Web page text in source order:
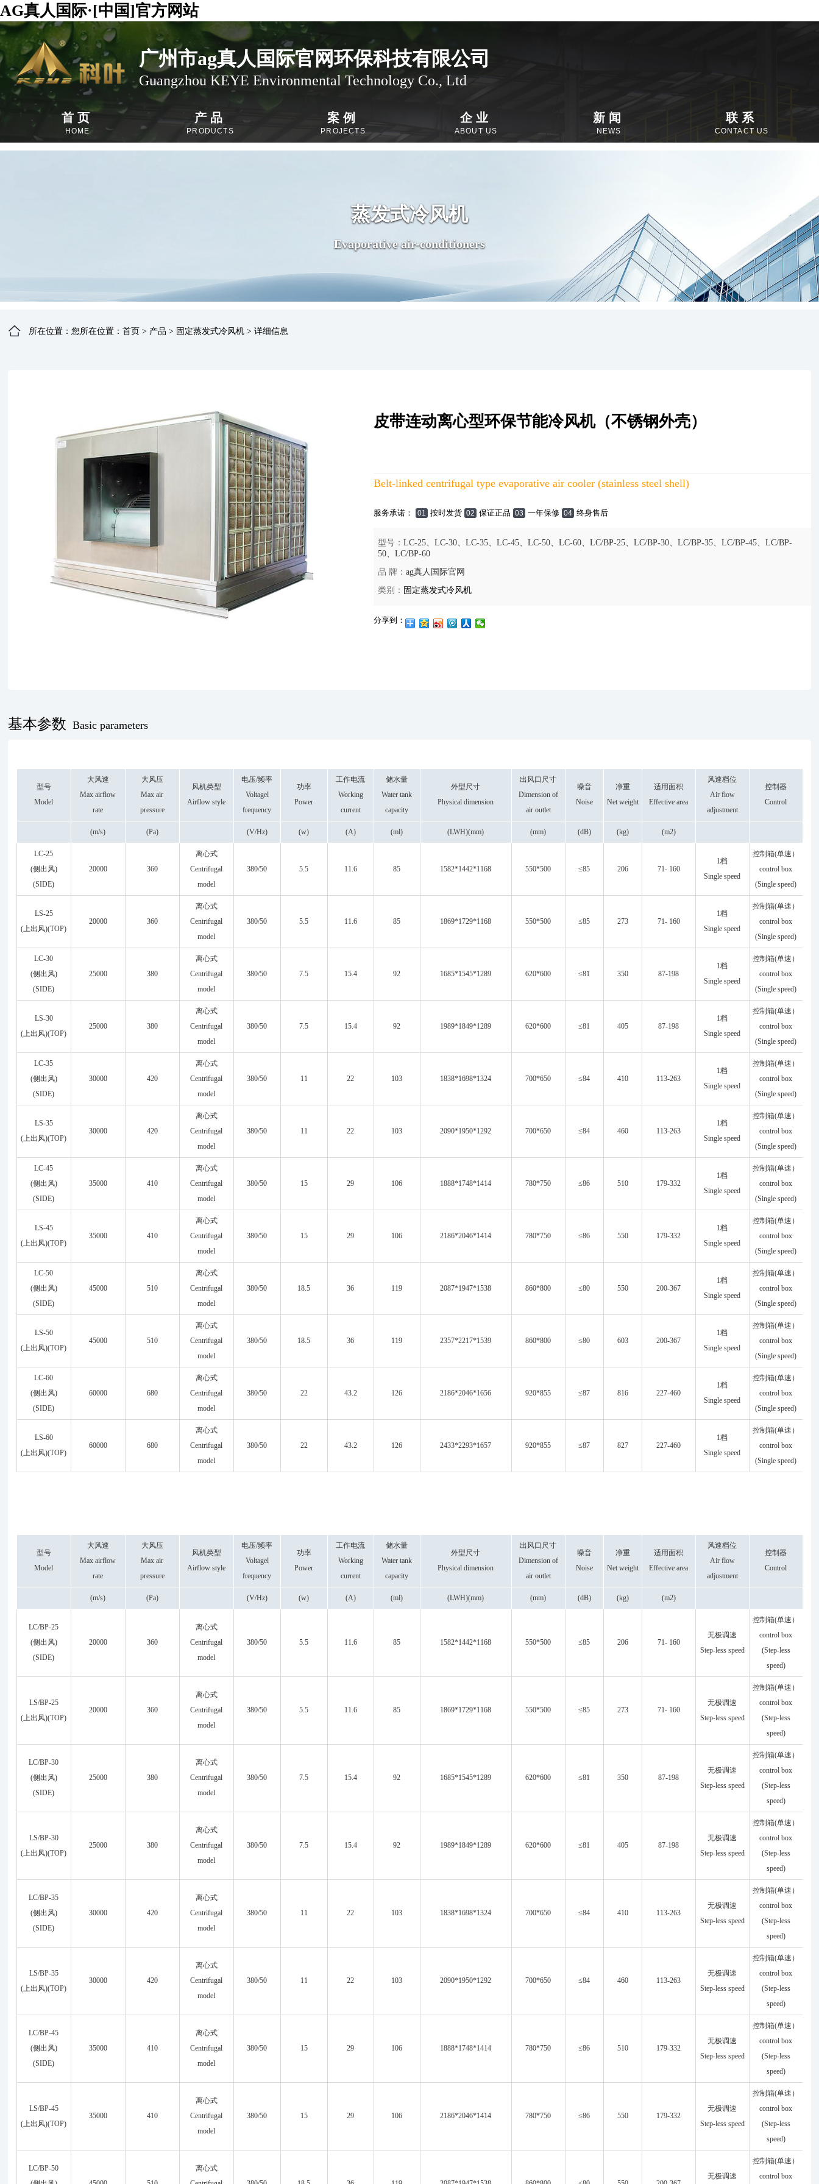
AG真人国际·[中国]官方网站
广州市ag真人国际官网环保科技有限公司
Guangzhou KEYE Environmental Technology Co., Ltd
首页
HOME
产品
PRODUCTS
案例
PROJECTS
企业
ABOUT US
新闻
NEWS
联系
CONTACT US
蒸发式冷风机
Evaporative air-conditioners
所在位置：您所在位置： 首页 > 产品 > 固定蒸发式冷风机> 详细信息
皮带连动离心型环保节能冷风机（不锈钢外壳）
Belt-linked centrifugal type evaporative air cooler (stainless steel shell)
服务承诺： 01 按时发货 02 保证正品 03 一年保修 04 终身售后
型号：LC-25、LC-30、LC-35、LC-45、LC-50、LC-60、LC/BP-25、LC/BP-30、LC/BP-35、LC/BP-45、LC/BP-
50、LC/BP-60
品 牌：ag真人国际官网
类别： 固定蒸发式冷风机
分享到：
基本参数 Basic parameters
型号
Model
大风速
Max airflow
rate
大风压
Max air
pressure
风机类型
Airflow style
电压/频率
Voltagel
frequency
功率
Power
工作电流
Working
current
储水量
Water tank
capacity
外型尺寸
Physical dimension
出风口尺寸
Dimension of
air outlet
噪音
Noise
净重
Net weight
适用面积
Effective area
风速档位
Air flow
adjustment
控制器
Control
(m/s) (Pa) (V/Hz) (w) (A) (ml) (LWH)(mm) (mm) (dB) (kg) (m2)
LC-25
(侧出风)
(SIDE)
20000 360
离心式
Centrifugal
model
380/50 5.5 11.6 85 1582*1442*1168 550*500 ≤85 206 71- 160
1档
Single speed
控制箱(单速）
control box
(Single speed)
LS-25
(上出风)(TOP)
20000 360
离心式
Centrifugal
model
380/50 5.5 11.6 85 1869*1729*1168 550*500 ≤85 273 71- 160
1档
Single speed
控制箱(单速）
control box
(Single speed)
LC-30
(侧出风)
(SIDE)
25000 380
离心式
Centrifugal
model
380/50 7.5 15.4 92 1685*1545*1289 620*600 ≤81 350 87-198
1档
Single speed
控制箱(单速）
control box
(Single speed)
LS-30
(上出风)(TOP)
25000 380
离心式
Centrifugal
model
380/50 7.5 15.4 92 1989*1849*1289 620*600 ≤81 405 87-198
1档
Single speed
控制箱(单速）
control box
(Single speed)
LC-35
(侧出风)
(SIDE)
30000 420
离心式
Centrifugal
model
380/50 11 22 103 1838*1698*1324 700*650 ≤84 410 113-263
1档
Single speed
控制箱(单速）
control box
(Single speed)
LS-35
(上出风)(TOP)
30000 420
离心式
Centrifugal
model
380/50 11 22 103 2090*1950*1292 700*650 ≤84 460 113-263
1档
Single speed
控制箱(单速）
control box
(Single speed)
LC-45
(侧出风)
(SIDE)
35000 410
离心式
Centrifugal
model
380/50 15 29 106 1888*1748*1414 780*750 ≤86 510 179-332
1档
Single speed
控制箱(单速）
control box
(Single speed)
LS-45
(上出风)(TOP)
35000 410
离心式
Centrifugal
model
380/50 15 29 106 2186*2046*1414 780*750 ≤86 550 179-332
1档
Single speed
控制箱(单速）
control box
(Single speed)
LC-50
(侧出风)
(SIDE)
45000 510
离心式
Centrifugal
model
380/50 18.5 36 119 2087*1947*1538 860*800 ≤80 550 200-367
1档
Single speed
控制箱(单速）
control box
(Single speed)
LS-50
(上出风)(TOP)
45000 510
离心式
Centrifugal
model
380/50 18.5 36 119 2357*2217*1539 860*800 ≤80 603 200-367
1档
Single speed
控制箱(单速）
control box
(Single speed)
LC-60
(侧出风)
(SIDE)
60000 680
离心式
Centrifugal
model
380/50 22 43.2 126 2186*2046*1656 920*855 ≤87 816 227-460
1档
Single speed
控制箱(单速）
control box
(Single speed)
LS-60
(上出风)(TOP)
60000 680
离心式
Centrifugal
model
380/50 22 43.2 126 2433*2293*1657 920*855 ≤87 827 227-460
1档
Single speed
控制箱(单速）
control box
(Single speed)
型号
Model
大风速
Max airflow
rate
大风压
Max air
pressure
风机类型
Airflow style
电压/频率
Voltagel
frequency
功率
Power
工作电流
Working
current
储水量
Water tank
capacity
外型尺寸
Physical dimension
出风口尺寸
Dimension of
air outlet
噪音
Noise
净重
Net weight
适用面积
Effective area
风速档位
Air flow
adjustment
控制器
Control
(m/s) (Pa) (V/Hz) (w) (A) (ml) (LWH)(mm) (mm) (dB) (kg) (m2)
LC/BP-25
(侧出风)
(SIDE)
20000 360
离心式
Centrifugal
model
380/50 5.5 11.6 85 1582*1442*1168 550*500 ≤85 206 71- 160
无极调速
Step-less speed
控制箱(单速）
control box
(Step-less
speed)
LS/BP-25
(上出风)(TOP)
20000 360
离心式
Centrifugal
model
380/50 5.5 11.6 85 1869*1729*1168 550*500 ≤85 273 71- 160
无极调速
Step-less speed
控制箱(单速）
control box
(Step-less
speed)
LC/BP-30
(侧出风)
(SIDE)
25000 380
离心式
Centrifugal
model
380/50 7.5 15.4 92 1685*1545*1289 620*600 ≤81 350 87-198
无极调速
Step-less speed
控制箱(单速）
control box
(Step-less
speed)
LS/BP-30
(上出风)(TOP)
25000 380
离心式
Centrifugal
model
380/50 7.5 15.4 92 1989*1849*1289 620*600 ≤81 405 87-198
无极调速
Step-less speed
控制箱(单速）
control box
(Step-less
speed)
LC/BP-35
(侧出风)
(SIDE)
30000 420
离心式
Centrifugal
model
380/50 11 22 103 1838*1698*1324 700*650 ≤84 410 113-263
无极调速
Step-less speed
控制箱(单速）
control box
(Step-less
speed)
LS/BP-35
(上出风)(TOP)
30000 420
离心式
Centrifugal
model
380/50 11 22 103 2090*1950*1292 700*650 ≤84 460 113-263
无极调速
Step-less speed
控制箱(单速）
control box
(Step-less
speed)
LC/BP-45
(侧出风)
(SIDE)
35000 410
离心式
Centrifugal
model
380/50 15 29 106 1888*1748*1414 780*750 ≤86 510 179-332
无极调速
Step-less speed
控制箱(单速）
control box
(Step-less
speed)
LS/BP-45
(上出风)(TOP)
35000 410
离心式
Centrifugal
model
380/50 15 29 106 2186*2046*1414 780*750 ≤86 550 179-332
无极调速
Step-less speed
控制箱(单速）
control box
(Step-less
speed)
LC/BP-50
离心式
无极调速
控制箱(单速）
control box